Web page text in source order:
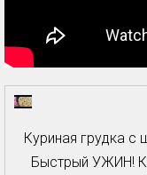
Куриная грудка
Быстрый УЖИН!